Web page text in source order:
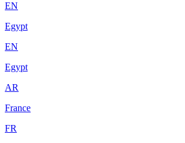
EN
Egypt
EN
Egypt
AR
France
FR